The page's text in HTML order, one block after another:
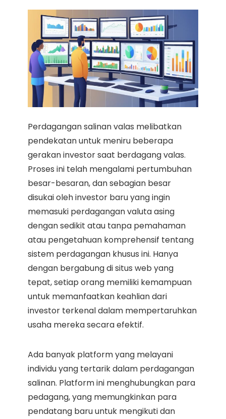
Perdagangan salinan valas melibatkan
pendekatan untuk meniru beberapa
gerakan investor saat berdagang valas.
Proses ini telah mengalami pertumbuhan
besar-besaran, dan sebagian besar
disukai oleh investor baru yang ingin
memasuki perdagangan valuta asing
dengan sedikit atau tanpa pemahaman
atau pengetahuan komprehensif tentang
sistem perdagangan khusus ini. Hanya
dengan bergabung di situs web yang
tepat, setiap orang memiliki kemampuan
untuk memanfaatkan keahlian dari
investor terkenal dalam mempertaruhkan
usaha mereka secara efektif.
Ada banyak platform yang melayani
individu yang tertarik dalam perdagangan
salinan. Platform ini menghubungkan para
pedagang, yang memungkinkan para
pendatang baru untuk mengikuti dan